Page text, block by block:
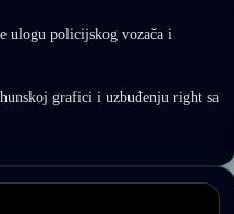
ulogu policijskog vozača i
grafici i uzbuđenju right sa